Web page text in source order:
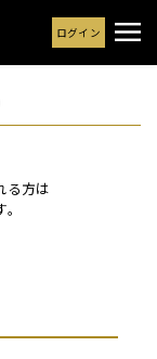
ログイン
る方は